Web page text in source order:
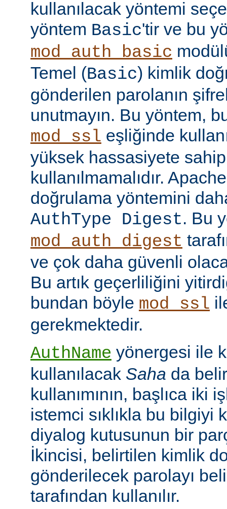
kullanılacak yöntemi
yöntem Basic'tir ve bu
mod_auth_basic
Temel (Basic) kimlik
gönderilen parolanın
unutmayın. Bu yöntem,
mod_ssl eşliğinde
yüksek hassasiyete
kullanılmamalıdır.
doğrulama yöntemini
AuthType Digest. Bu
mod_auth_digest
ve çok daha güvenli
Bu artık geçerliliğini
bundan böyle mod_ssl
gerekmektedir.
AuthName yönergesi ile
kullanılacak Saha da
kullanımının, başlıca iki
istemci sıklıkla bu bilgiyi
diyalog kutusunun bir
İkincisi, belirtilen kimlik
gönderilecek parolayı
tarafından kullanılır.